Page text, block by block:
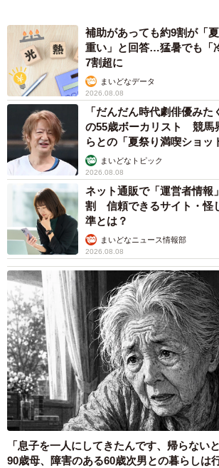
補助があっても約9割が「
重い」と回答…猛暑でも「
7割超に
まいどなデータ
2026.08.08
「だんだん時代劇俳優み
の55歳ボーカリスト 競馬
らとの「夏祭り満喫ショッ
まいどなトピック
2026.08.08
ネット通販で「運営者情報
割 信頼できるサイト・怪
準とは？
まいどなニュース情報部
2026.08.08
「息子を一人にしてきたんです、帰らな
90歳母、障害のある60歳次男との暮らしは